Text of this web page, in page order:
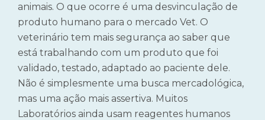
animais. O que ocorre é uma desvinculação de
produto humano para o mercado Vet. O
veterinário tem mais segurança ao saber que
está trabalhando com um produto que foi
validado, testado, adaptado ao paciente dele.
Não é simplesmente uma busca mercadológica,
mas uma ação mais assertiva. Muitos
Laboratórios ainda usam reagentes humanos